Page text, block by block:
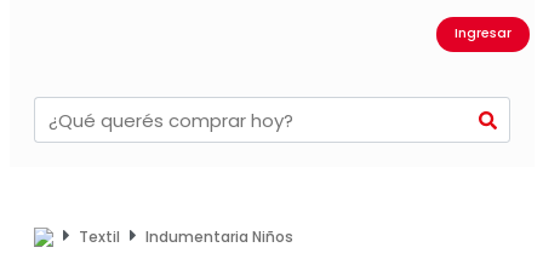
Ingresar
Textil Indumentaria Niños